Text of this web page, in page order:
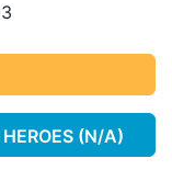
(N/A)